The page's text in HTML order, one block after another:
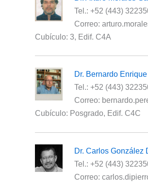
Tel.: +52 (443)
Correo:
Cubículo: 3, Edif. C4A
Dr. Bernardo
Tel.: +52 (443)
Correo:
Cubículo: Posgrado, Edif. C4C
Dr. Carlos González
Tel.: +52 (443)
Correo: